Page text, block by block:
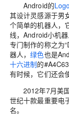
Android的
其设计灵感源于男
个简单的机器人，
线，Android小机
专门制作的称之为
器人，绿色也是
十六进制的
有时候，它们还会
2012年7月美
世纪十款最重要电
名。